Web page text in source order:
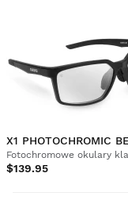
X1 PHOTOCHROMIC
$139.95